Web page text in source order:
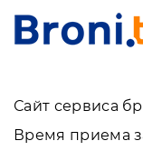
Сайт сервиса
Время приема